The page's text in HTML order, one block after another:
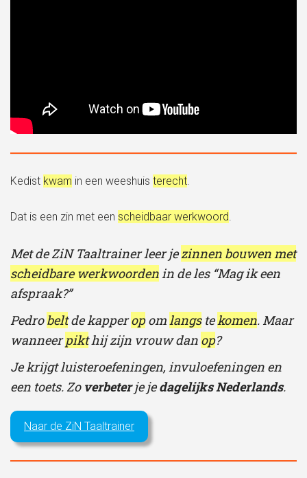
Kedist kwam in een weeshuis terecht.
Dat is een zin met een scheidbaar werkwoord.
Met de ZiN Taaltrainer leer jezinnen bouwen met
scheidbare werkwoordenin de les “Mag ik een
afspraak?”
Pedrobeltde kapperopomlangstekomen. Maar
wanneerpikthij zijn vrouw dan op?
Je krijgt luisteroefeningen, invuloefeningen en
een toets. Zo verbeterje jedagelijks Nederlands.
Naar de ZiN Taaltrainer